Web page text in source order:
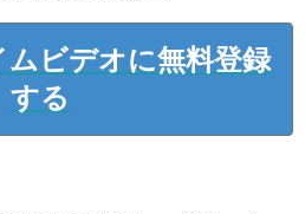
ビデオに無料登録
する